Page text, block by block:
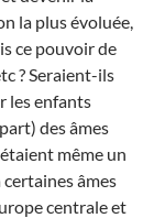
la plus évoluée,
ce pouvoir de
? Seraient-ils
les enfants
des âmes
même un
âmes
centrale et